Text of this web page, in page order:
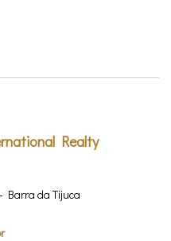
Realty
Barra da Tijuca